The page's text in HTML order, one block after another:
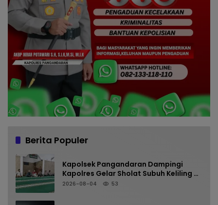
Berita Populer
Kapolsek Pangandaran Dampingi
Kapolres Gelar Sholat Subuh Keliling di
Masjid Jami Al-Furqon, Pererat
2026-08-04 53